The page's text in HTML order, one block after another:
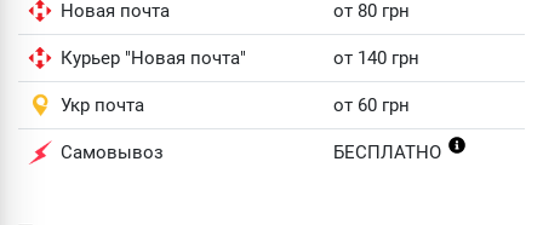
Новая почта от 80 грн
Курьер "Новая почта" от 140 грн
Укр почта от 60 грн
Самовывоз БЕСПЛАТНО